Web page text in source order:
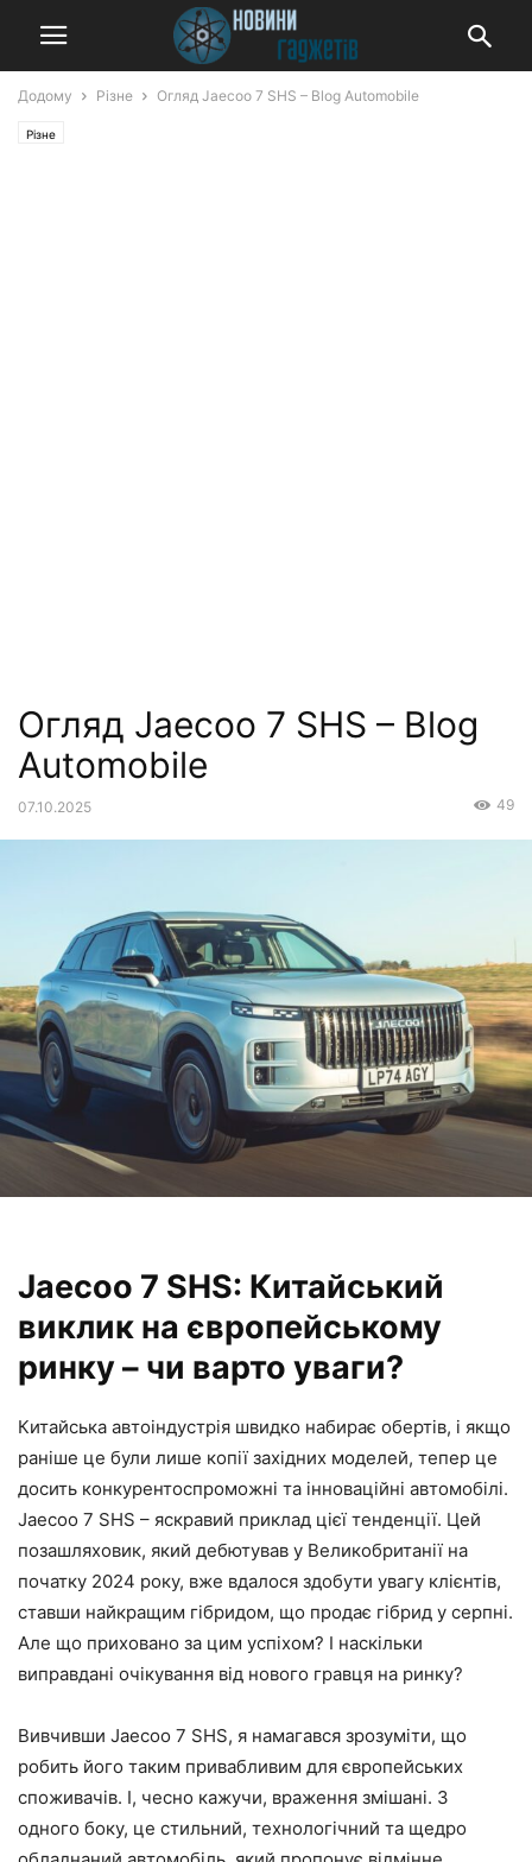
Додому Різне Огляд Jaecoo 7 SHS – Blog Automobile
Різне
Огляд Jaecoo 7 SHS – Blog
Automobile
07.10.2025 49
Jaecoo 7 SHS: Китайський
виклик на європейському
ринку – чи варто уваги?
Китайська автоіндустрія швидко набирає обертів, і якщо
раніше це були лише копії західних моделей, тепер це
досить конкурентоспроможні та інноваційні автомобілі.
Jaecoo 7 SHS – яскравий приклад цієї тенденції. Цей
позашляховик, який дебютував у Великобританії на
початку 2024 року, вже вдалося здобути увагу клієнтів,
ставши найкращим гібридом, що продає гібрид у серпні.
Але що приховано за цим успіхом? І наскільки
виправдані очікування від нового гравця на ринку?
Вивчивши Jaecoo 7 SHS, я намагався зрозуміти, що
робить його таким привабливим для європейських
споживачів. І, чесно кажучи, враження змішані. З
одного боку, це стильний, технологічний та щедро